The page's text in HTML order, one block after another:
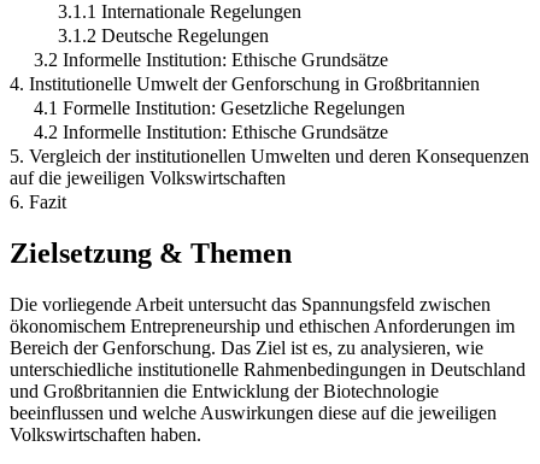
3.1.1 Internationale Regelungen
3.1.2 Deutsche Regelungen
3.2 Informelle Institution: Ethische Grundsätze
4. Institutionelle Umwelt der Genforschung in Großbritannien
4.1 Formelle Institution: Gesetzliche Regelungen
4.2 Informelle Institution: Ethische Grundsätze
5. Vergleich der institutionellen Umwelten und deren Konsequenzen
auf die jeweiligen Volkswirtschaften
6. Fazit
Zielsetzung & Themen
Die vorliegende Arbeit untersucht das Spannungsfeld zwischen
ökonomischem Entrepreneurship und ethischen Anforderungen im
Bereich der Genforschung. Das Ziel ist es, zu analysieren, wie
unterschiedliche institutionelle Rahmenbedingungen in Deutschland
und Großbritannien die Entwicklung der Biotechnologie
beeinflussen und welche Auswirkungen diese auf die jeweiligen
Volkswirtschaften haben.